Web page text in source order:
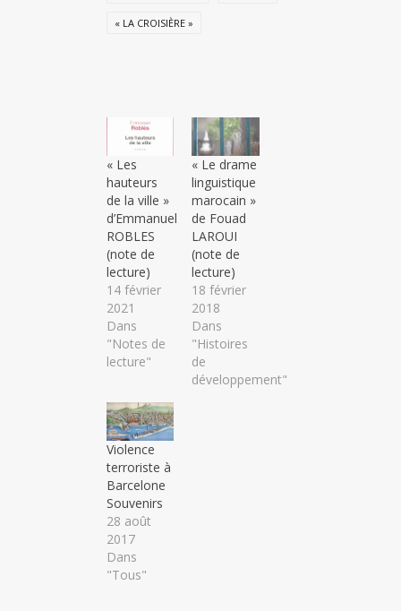
« LA CROISIÈRE »
« Les
hauteurs
de la ville »
d’Emmanuel
ROBLES
(note de
lecture)
14 février
2021
Dans
"Notes de
lecture"
« Le drame
linguistique
marocain »
de Fouad
LAROUI
(note de
lecture)
18 février
2018
Dans
"Histoires
de
développement"
Violence
terroriste à
Barcelone
Souvenirs
28 août
2017
Dans
"Tous"